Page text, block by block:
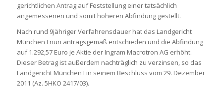
gerichtlichen Antrag auf Feststellung einer tatsächlich
angemessenen und somit höheren Abfindung gestellt.
Nach rund 9jähriger Verfahrensdauer hat das Landgericht
München I nun antragsgemäß entschieden und die Abfindung
auf 1.292,57 Euro je Aktie der Ingram Macrotron AG erhöht.
Dieser Betrag ist außerdem nachträglich zu verzinsen, so das
Landgericht München I in seinem Beschluss vom 29. Dezember
2011 (Az. 5HKO 2417/03).